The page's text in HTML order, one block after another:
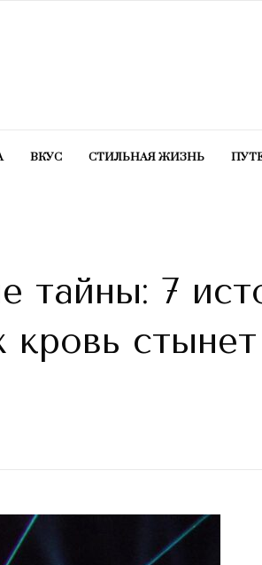
ВКУС СТИЛЬНАЯ ЖИЗНЬ
тайны: 7